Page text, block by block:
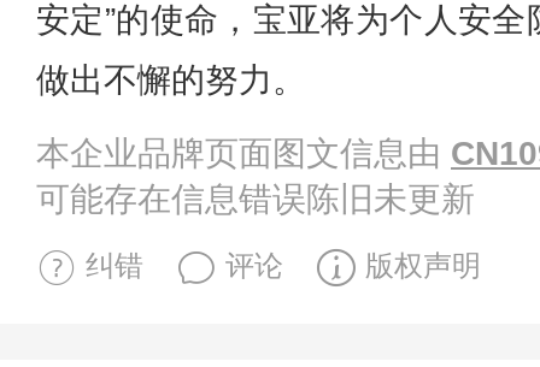
安定”的使命，宝亚将为个人安
做出不懈的努力。
本企业品牌页面图文信息由
可能存在信息错误陈旧未更新
纠错 评论 版权声明